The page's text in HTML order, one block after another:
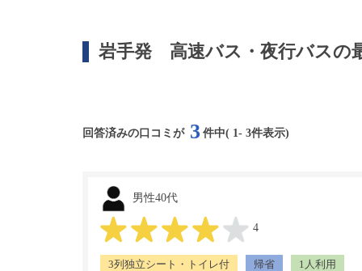
岩手発 高速バス・夜行バスの
回答済みの口コミが 3 件中( 1 - 3件表示)
男性40代
4
3列独立シート・トイレ付 帰省
1人利用